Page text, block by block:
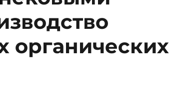
органических